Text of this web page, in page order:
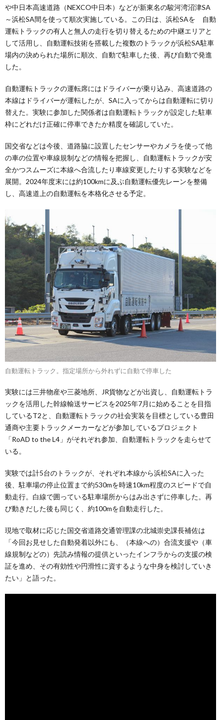
や中日本高速道路（NEXCO中日本）などが新東名の駿河湾沼津SA
～浜松SA間を使って順次実施している。この日は、浜松SAを 自動
運転トラックの有人と無人の走行を切り替えるための中継エリアと
して活用し、自動運転技術を搭載した複数のトラックが浜松SA駐車
場内の決められた場所に順次、自動で駐車した後、再び自動で発進
した。
自動運転トラックの運転席にはドライバーが乗り込み、高速道路の
本線はドライバーが運転したが、SAに入ってからは自動運転に切り
替えた。実験に参加した関係者は自動運転トラックが設定した駐車
枠にどれだけ正確に停車できたか精度を確認していた。
国交省などは今後、道路脇に設置したセンサーやカメラを使って他
の車の位置や車線規制などの情報を把握し、自動運転トラックが安
全かつスムーズに本線へ合流したり車線変更したりする実験などを
展開。2024年度末には約100kmに及ぶ自動運転優先レーンを整備
し、高速道上の自動運転を本格化させる予定。
自動運転トラック。指定場所から外れずに自動で停車した
実験には三井物産や三菱地所、JR貨物などが出資し、自動運転トラ
ックを活用した幹線輸送サービスを2025年7月に始めることを目指
しているT2と、自動運転トラックの社会実装を目標としている豊田
通商や主要トラックメーカーなどが参加しているプロジェクト
「RoAD to the L4」がそれぞれ参加、自動運転トラックを走らせて
いる。
実験では計5台のトラックが、それぞれ本線から浜松SAに入った
後、駐車場の停止位置まで約530mを時速10km程度のスピードで自
動走行。白線で囲っている駐車場所からはみ出さずに停車した。再
び動きだした後も同じく、約100mを自動走行した。
現地で取材に応じた国交省道路交通管理課の北城崇史課長補佐は
「今回お見せした自動発着以外にも、（本線への）合流支援や（車
線規制などの）先読み情報の提供といったインフラからの支援の検
証を進め、その有効性や円滑性に資するような中身を検討していき
たい」と語った。